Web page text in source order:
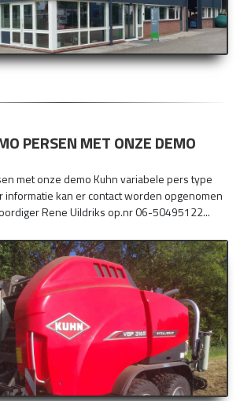
PERSEN MET ONZE DEMO
met onze demo Kuhn variabele pers type
informatie kan er contact worden opgenomen
Rene Uildriks op.nr 06-50495122...